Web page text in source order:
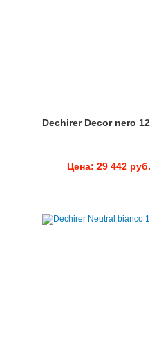
Dechirer Decor nero
Цена: 29 442 руб.